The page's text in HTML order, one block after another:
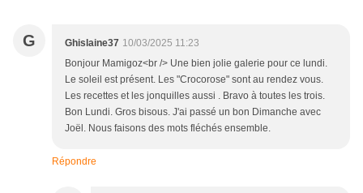
G Ghislaine37 10/03/2025 11:23
Bonjour Mamigoz<br /> Une bien jolie galerie pour ce lundi.
Le soleil est présent. Les "Crocorose" sont au rendez vous.
Les recettes et les jonquilles aussi . Bravo à toutes les trois.
Bon Lundi. Gros bisous. J'ai passé un bon Dimanche avec
Joël. Nous faisons des mots fléchés ensemble.
Répondre